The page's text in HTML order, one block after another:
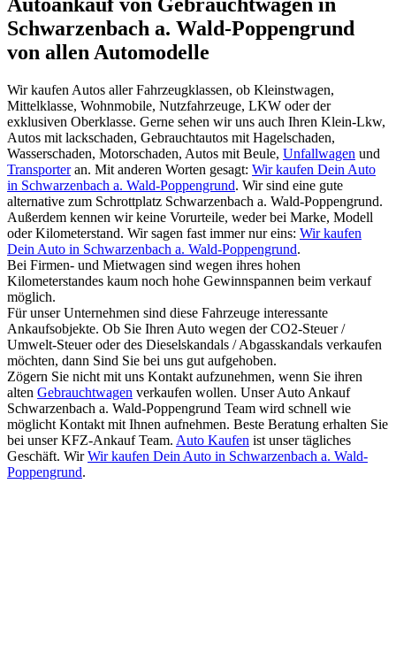
Schwarzenbach a. Wald-Poppengrund
von allen Automodelle
Wir kaufen Autos aller Fahrzeugklassen, ob Kleinstwagen,
Mittelklasse, Wohnmobile, Nutzfahrzeuge, LKW oder der
exklusiven Oberklasse. Gerne sehen wir uns auch Ihren Klein-Lkw,
Autos mit lackschaden, Gebrauchtautos mit Hagelschaden,
Wasserschaden, Motorschaden, Autos mit Beule, Unfallwagen und
Transporteran. Mit anderen Worten gesagt: Wir kaufen Dein Auto
in Schwarzenbach a. Wald-Poppengrund. Wir sind eine gute
alternative zum Schrottplatz Schwarzenbach a. Wald-Poppengrund.
Außerdem kennen wir keine Vorurteile, weder bei Marke, Modell
oder Kilometerstand. Wir sagen fast immer nur eins: Wir kaufen
Dein Auto in Schwarzenbach a. Wald-Poppengrund.
Bei Firmen- und Mietwagen sind wegen ihres hohen
Kilometerstandes kaum noch hohe Gewinnspannen beim verkauf
möglich.
Für unser Unternehmen sind diese Fahrzeuge interessante
Ankaufsobjekte. Ob Sie Ihren Auto wegen der CO2-Steuer /
Umwelt-Steuer oder des Dieselskandals / Abgasskandals verkaufen
möchten, dann Sind Sie bei uns gut aufgehoben.
Zögern Sie nicht mit uns Kontakt aufzunehmen, wenn Sie ihren
alten Gebrauchtwagen verkaufen wollen. Unser Auto Ankauf
Schwarzenbach a. Wald-Poppengrund Team wird schnell wie
möglicht Kontakt mit Ihnen aufnehmen. Beste Beratung erhalten Sie
bei unser KFZ-Ankauf Team. Auto Kaufen ist unser tägliches
Geschäft. WirWir kaufen Dein Auto in Schwarzenbach a. Wald-
Poppengrund.